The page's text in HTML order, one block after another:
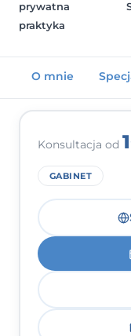
Dla specjalistów
prywatna
praktyka
O mnie
Konsultacja od
GABINET